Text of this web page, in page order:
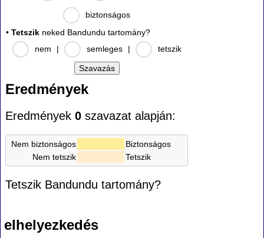
biztonságos
• Tetszik neked Bandundu tartomány?
nem
| semleges | tetszik
Eredmények
Eredmények 0 szavazat alapján:
Nem biztonságos
Biztonságos
Nem tetszik
Tetszik
Tetszik Bandundu tartomány?
elhelyezkedés